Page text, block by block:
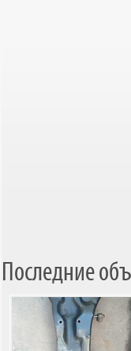
Последние